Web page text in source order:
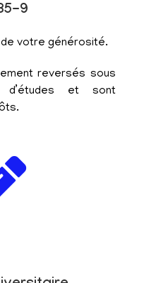
9
de votre générosité.
reversés sous
et sont